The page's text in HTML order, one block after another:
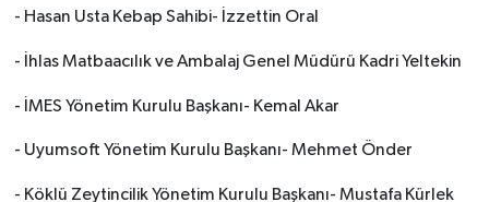
- Hasan Usta Kebap Sahibi- İzzettin Oral
- İhlas Matbaacılık ve Ambalaj Genel Müdürü Kadri Yeltekin
- İMES Yönetim Kurulu Başkanı- Kemal Akar
- Uyumsoft Yönetim Kurulu Başkanı- Mehmet Önder
- Köklü Zeytincilik Yönetim Kurulu Başkanı- Mustafa Kürlek